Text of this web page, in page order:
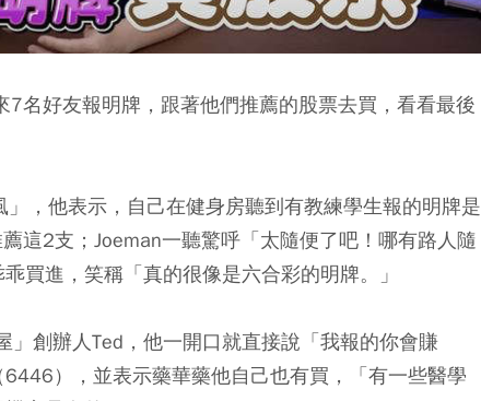
名好友報明牌，跟著他們推薦的股票去買，看看最後
，他表示，自己在健身房聽到有教練學生報的明牌是
這2支；Joeman一聽驚呼「太隨便了吧！哪有路人隨
買進，笑稱「真的很像是六合彩的明牌。」
創辦人Ted，他一開口就直接說「我報的你會賺
），並表示藥華藥他自己也有買，「有一些醫學